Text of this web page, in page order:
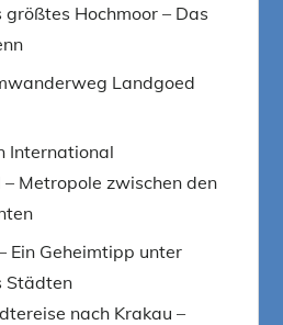
größtes Hochmoor – Das
Landgoed
International
– Metropole zwischen den
Ein Geheimtipp unter
Städten
nach Krakau –